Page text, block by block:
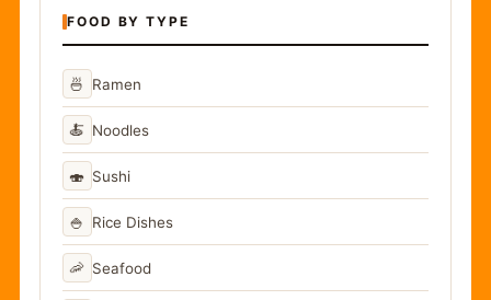
FOOD BY TYPE
🍜 Ramen
🍝 Noodles
🍣 Sushi
🍚 Rice Dishes
🦐 Seafood